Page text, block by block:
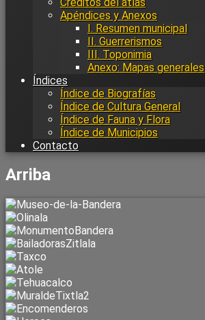
Apéndices y Anexos
I. Resumen municipal
II. Guerrerismos
III. Toponimia
Anexo: Mapas generales
Índices
Índice de Biografías
Índice de Cultura General
Índice de Fauna y Flora
Índice de Municipios
Contacto
Arriba